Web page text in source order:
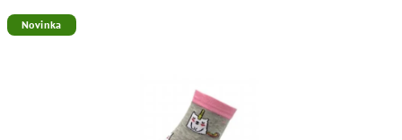
Novinka